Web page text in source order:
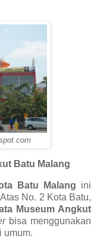
Batu Malang
Batu Malang ini
No. 2 Kota Batu,
Museum Angkut
bisa menggunakan
umum.